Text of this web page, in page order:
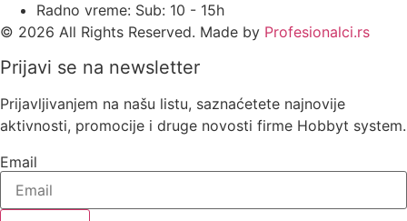
Radno vreme: Sub: 10 - 15h
© 2026 All Rights Reserved. Made by Profesionalci.rs
Prijavi se na newsletter
Prijavljivanjem na našu listu, saznaćetete najnovije
aktivnosti, promocije i druge novosti firme Hobbyt system.
Email